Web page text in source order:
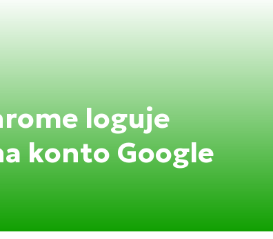
loguje
konto Google